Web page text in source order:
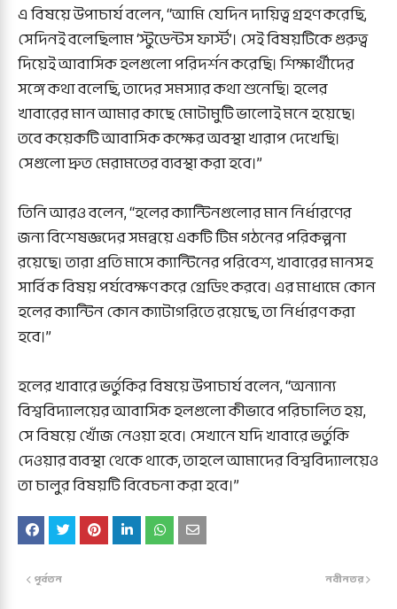
এ বিষয়ে উপাচার্য বলেন, “আমি যেদিন দায়িত্ব গ্রহণ করেছি,
সেদিনই বলেছিলাম ‘স্টুডেন্টস ফার্স্ট’। সেই বিষয়টিকে গুরুত্ব
দিয়েই আবাসিক হলগুলো পরিদর্শন করেছি। শিক্ষার্থীদের
সঙ্গে কথা বলেছি, তাদের সমস্যার কথা শুনেছি। হলের
খাবারের মান আমার কাছে মোটামুটি ভালোই মনে হয়েছে।
তবে কয়েকটি আবাসিক কক্ষের অবস্থা খারাপ দেখেছি।
সেগুলো দ্রুত মেরামতের ব্যবস্থা করা হবে।”
তিনি আরও বলেন, “হলের ক্যান্টিনগুলোর মান নির্ধারণের
জন্য বিশেষজ্ঞদের সমন্বয়ে একটি টিম গঠনের পরিকল্পনা
রয়েছে। তারা প্রতি মাসে ক্যান্টিনের পরিবেশ, খাবারের মানসহ
সার্বিক বিষয় পর্যবেক্ষণ করে গ্রেডিং করবে। এর মাধ্যমে কোন
হলের ক্যান্টিন কোন ক্যাটাগরিতে রয়েছে, তা নির্ধারণ করা
হবে।”
হলের খাবারে ভর্তুকির বিষয়ে উপাচার্য বলেন, “অন্যান্য
বিশ্ববিদ্যালয়ের আবাসিক হলগুলো কীভাবে পরিচালিত হয়,
সে বিষয়ে খোঁজ নেওয়া হবে। সেখানে যদি খাবারে ভর্তুকি
দেওয়ার ব্যবস্থা থেকে থাকে, তাহলে আমাদের বিশ্ববিদ্যালয়েও
তা চালুর বিষয়টি বিবেচনা করা হবে।”
নবীনতর
পূর্বতন